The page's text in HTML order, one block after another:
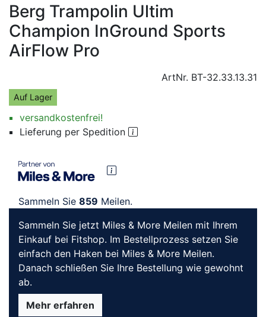
Berg Trampolin Ultim
Champion InGround Sports
AirFlow Pro
ArtNr. BT-32.33.13.31
Auf Lager
versandkostenfrei!
Lieferung per Spedition
Sammeln Sie 859 Meilen.
Sammeln Sie jetzt Miles & More Meilen mit Ihrem
Einkauf bei Fitshop. Im Bestellprozess setzen Sie
einfach den Haken bei Miles & More Meilen.
Danach schließen Sie Ihre Bestellung wie gewohnt
ab.
Mehr erfahren
859,00
Finanzierung 20,
Anzahl